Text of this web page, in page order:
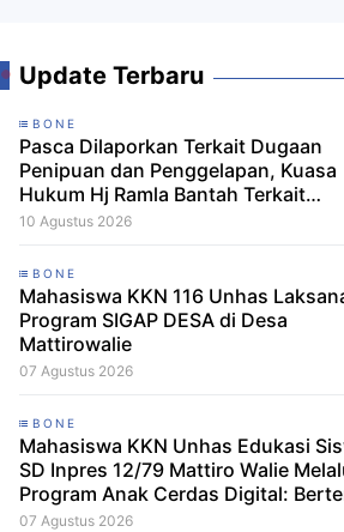
Update Terbaru
BONE
Pasca Dilaporkan Terkait Dugaan
Penipuan dan Penggelapan, Kuasa
Hukum Hj Ramla Bantah Terkait
Penipuan dan Sebut Kliennya Siap
10 Agustus 2026
BONE
Mahasiswa KKN 116 Unhas
Program SIGAP DESA di Desa
Mattirowalie
07 Agustus 2026
BONE
Mahasiswa KKN Unhas Edukasi
SD Inpres 12/79 Mattiro Walie
Program Anak Cerdas Digital:
Baik, Berani Tolak Bullying
07 Agustus 2026